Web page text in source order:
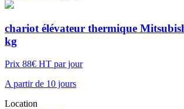
chariot élévateur thermique
kg
Prix 88€ HT par jour
A partir de 10 jours
Location